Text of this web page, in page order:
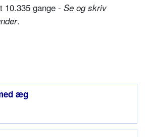
10.335 gange - Se og skriv
.
æg